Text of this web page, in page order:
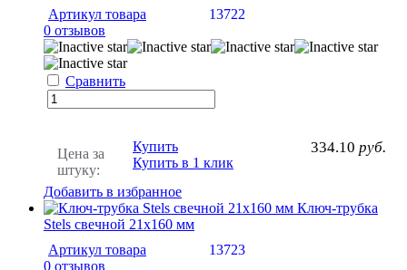
Артикул товара
13722
0 отзывов
Сравнить
Цена за
штуку:
334.10 руб.
Купить
Купить в 1 клик
Добавить в избранное
Ключ-трубка
Stels свечной 21х160 мм
Артикул товара
13723
0 отзывов